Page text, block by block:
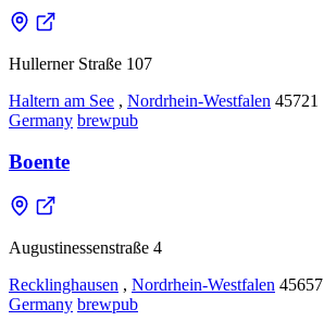
Hullerner Straße 107
Haltern am See , Nordrhein-Westfalen 45721
Germany brewpub
Boente
Augustinessenstraße 4
Recklinghausen , Nordrhein-Westfalen 45657
Germany brewpub